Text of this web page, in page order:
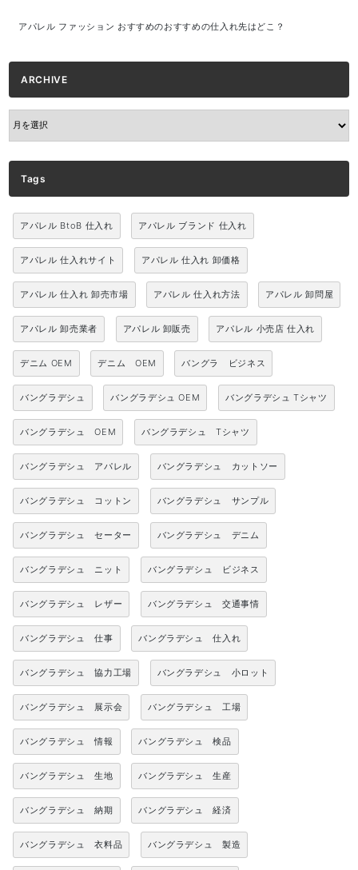
アパレル ファッション おすすめのおすすめの仕入れ先はどこ？
ARCHIVE
ARCHIVE
Tags
アパレル BtoB 仕入れ アパレル ブランド 仕入れ
アパレル 仕入れサイト アパレル 仕入れ 卸価格
アパレル 仕入れ 卸売市場 アパレル 仕入れ方法 アパレル 卸問屋
アパレル 卸売業者 アパレル 卸販売 アパレル 小売店 仕入れ
デニム OEM デニム OEM バングラ ビジネス
バングラデシュ バングラデシュ OEM バングラデシュ Tシャツ
バングラデシュ OEM バングラデシュ Tシャツ
バングラデシュ アパレル バングラデシュ カットソー
バングラデシュ コットン バングラデシュ サンプル
バングラデシュ セーター バングラデシュ デニム
バングラデシュ ニット バングラデシュ ビジネス
バングラデシュ レザー バングラデシュ 交通事情
バングラデシュ 仕事 バングラデシュ 仕入れ
バングラデシュ 協力工場 バングラデシュ 小ロット
バングラデシュ 展示会 バングラデシュ 工場
バングラデシュ 情報 バングラデシュ 検品
バングラデシュ 生地 バングラデシュ 生産
バングラデシュ 納期 バングラデシュ 経済
バングラデシュ 衣料品 バングラデシュ 製造